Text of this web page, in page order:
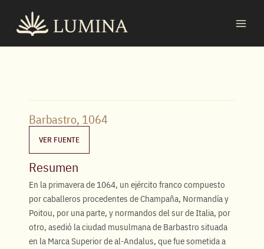
contenido
Barbastro, 1064
VER FUENTE
Resumen
En la primavera de 1064, un ejército franco compuesto
por caballeros procedentes de Champaña, Normandía y
Poitou, por una parte, y normandos del sur de Italia, por
otro, asedió la ciudad musulmana de Barbastro situada
en la Marca Superior de al-Andalus, que fue sometida a